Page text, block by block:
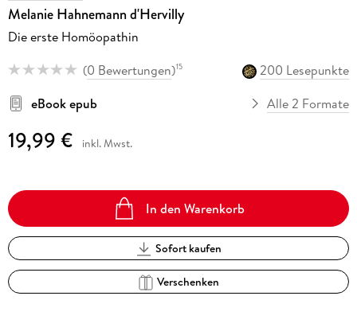
Melanie Hahnemann d'Hervilly
Die erste Homöopathin
(0 Bewertungen)15
200 Lesepunkte
eBook epub
Alle 2 Formate
19,99 € inkl. Mwst.
In den Warenkorb
Sofort kaufen
Verschenken